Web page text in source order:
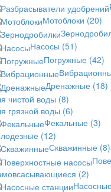
Мотоблоки (20)
Насосы (51)
Погружные (42)
Дренажные (18)
чистой воды (8)
грязной воды (6)
Фекальные (3)
(12)
Скважинные (8)
(2)